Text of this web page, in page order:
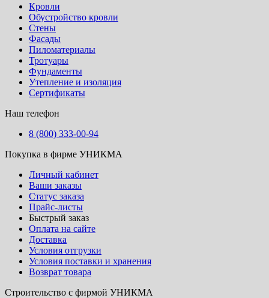
Кровли
Обустройство кровли
Стены
Фасады
Пиломатериалы
Тротуары
Фундаменты
Утепление и изоляция
Сертификаты
Наш телефон
8 (800) 333-00-94
Покупка в фирме УНИКМА
Личный кабинет
Ваши заказы
Статус заказа
Прайс-листы
Быстрый заказ
Оплата на сайте
Доставка
Условия отгрузки
Условия поставки и хранения
Возврат товара
Строительство с фирмой УНИКМА